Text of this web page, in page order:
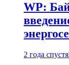
WP:
2 года спустя